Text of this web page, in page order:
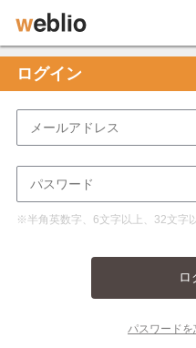
ログイン
※半角英数字、6文字以上、32文字
ロ
パスワードを